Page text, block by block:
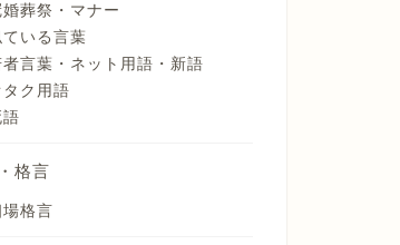
婚葬祭・マナー
ている言葉
者言葉・ネット用語・新語
タク用語
語
格言
場格言